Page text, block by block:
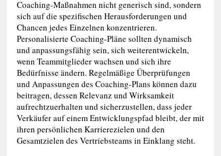
Coaching-Maßnahmen nicht generisch sind, sondern
sich auf die spezifischen Herausforderungen und
Chancen jedes Einzelnen konzentrieren.
Personalisierte Coaching-Pläne sollten dynamisch
und anpassungsfähig sein, sich weiterentwickeln,
wenn Teammitglieder wachsen und sich ihre
Bedürfnisse ändern. Regelmäßige Überprüfungen
und Anpassungen des Coaching-Plans können dazu
beitragen, dessen Relevanz und Wirksamkeit
aufrechtzuerhalten und sicherzustellen, dass jeder
Verkäufer auf einem Entwicklungspfad bleibt, der mit
ihren persönlichen Karrierezielen und den
Gesamtzielen des Vertriebsteams in Einklang steht.